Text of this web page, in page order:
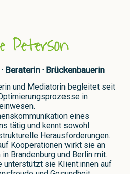
Peterson​
Beraterin · Brückenbauerin
und Mediatorin begleitet seit
in
eines
tätig und kennt sowohl
Herausforderungen.
Kooperationen wirkt sie an
Brandenburg und Berlin mit.
sie Klient:innen auf